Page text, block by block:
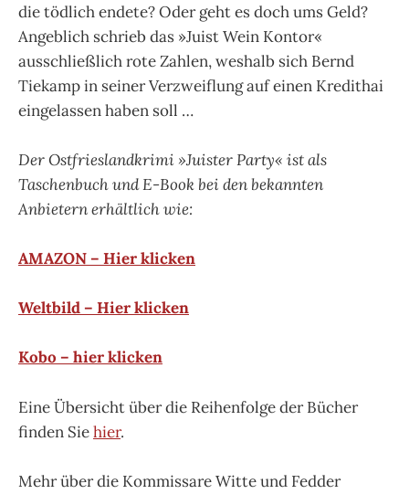
die tödlich endete? Oder geht es doch ums Geld?
Angeblich schrieb das »Juist Wein Kontor«
ausschließlich rote Zahlen, weshalb sich Bernd
Tiekamp in seiner Verzweiflung auf einen Kredithai
eingelassen haben soll …
Der Ostfrieslandkrimi »Juister Party« ist als
Taschenbuch und E-Book bei den bekannten
Anbietern erhältlich wie:
AMAZON – Hier klicken
Weltbild – Hier klicken
Kobo – hier klicken
Eine Übersicht über die Reihenfolge der Bücher
finden Siehier.
Mehr über die Kommissare Witte und Fedder